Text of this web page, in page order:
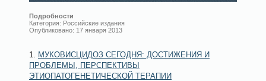
Подробности
Категория: Российские издания
Опубликовано: 17 января 2013
1. МУКОВИСЦИДОЗ СЕГОДНЯ: ДОСТИЖЕНИЯ И
ПРОБЛЕМЫ, ПЕРСПЕКТИВЫ
ЭТИОПАТОГЕНЕТИЧЕСКОЙ ТЕРАПИИ